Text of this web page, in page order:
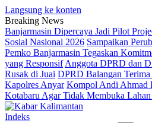
Langsung ke konten
Breaking News
Banjarmasin Dipercaya Jadi Pilot
Sosial Nasional 2026 Sampaikan
Pemko Banjarmasin Tegaskan
yang Responsif Anggota DPRD dan
Rusak di Juai DPRD Balangan
Kapolres Anyar Kompol Andi Ahmad
Kotabaru Agar Tidak Membuka
Indeks